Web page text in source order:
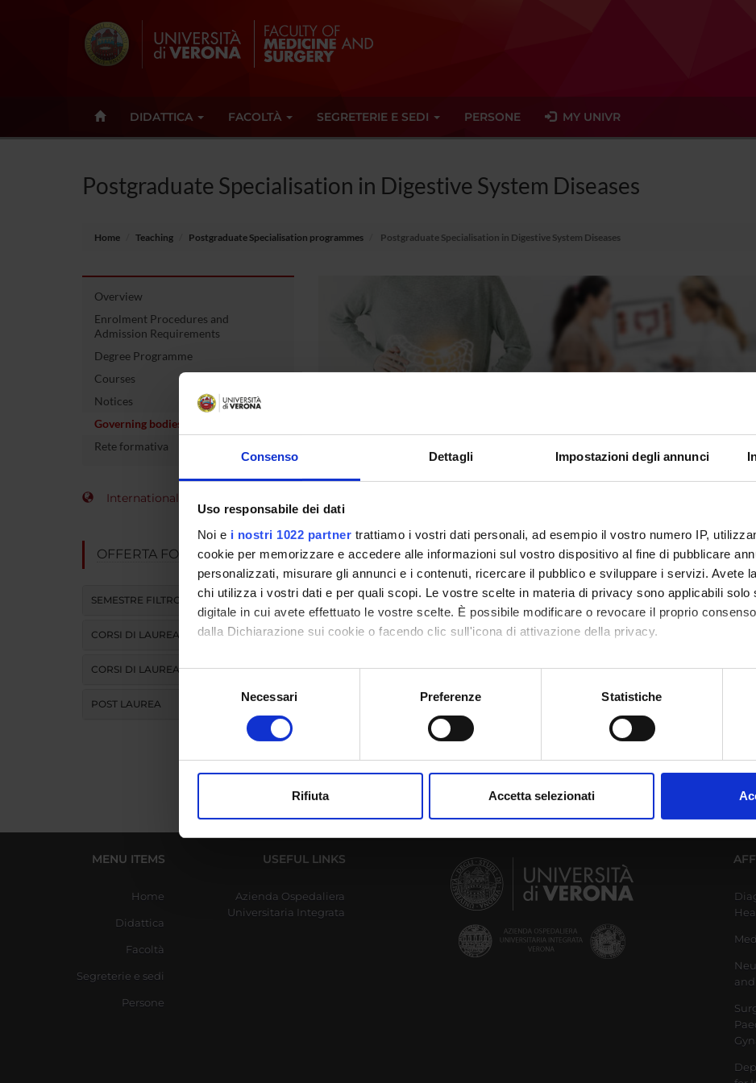
Consenso Dettagli Impostazioni degli annunci
Uso responsabile dei dati
Noi e i nostri 1022 partner trattiamo i vostri dati personali, ad esempio il vostro numero IP,
cookie per memorizzare e accedere alle informazioni sul vostro dispositivo al fine di pubblicare
personalizzati, misurare gli annunci e i contenuti, ricercare il pubblico e sviluppare i servizi. Avete
chi utilizza i vostri dati e per quali scopi. Le vostre scelte in materia di privacy sono applicabili solo
digitale in cui avete effettuato le vostre scelte. È possibile modificare o revocare il proprio
dalla Dichiarazione sui cookie o facendo clic sull'icona di attivazione della privacy.
Con il tuo consenso, vorremmo anche:
raccogliere informazioni sulla tua posizione geografica, con un'approssimazione di qualche
digitali).
modificare o ritirare il tuo consenso in qualsiasi momento dalla Dichiarazione sui cookie.
che hanno raccolto dal tuo utilizzo dei loro servizi.
Selezione
Necessari Preferenze Statistiche
Rifiuta Accetta selezionati
DIDATTICA FACOLTÀ SEGRETERIE E SEDI PERSONE MY UNIVR
Postgraduate Specialisation in Digestive System Diseases
Home Teaching Postgraduate Specialisation programmes Postgraduate Specialisation in Digestive System Diseases
Overview
Enrolment Procedures and
Admission Requirements
Degree Programme
Courses
Notices
Governing bodies
Rete formativa
International Students
OFFERTA FORMATIVA
SEMESTRE FILTRO
CORSI DI LAUREA
CORSI DI LAUREA MAGISTRALE
POST LAUREA
Governing bodies
Consiglio della Scuola di Specializzazione in
Malattie dell'apparato digerente
Chairperson: Frulloni Luca
MENU ITEMS
Home
Didattica
Facoltà
Segreterie e sedi
Persone
USEFUL LINKS
Azienda Ospedaliera
Universitaria Integrata